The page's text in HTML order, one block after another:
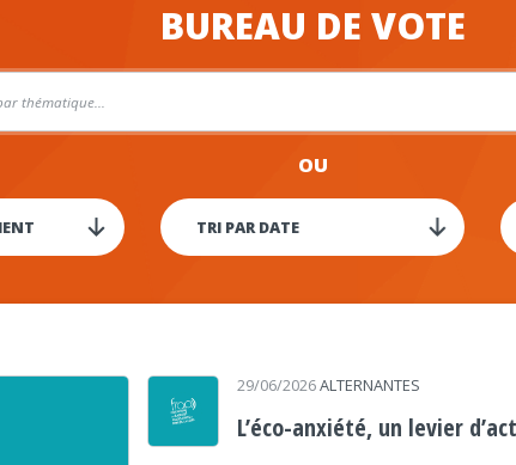
BUREAU DE VOTE
OU
29/06/2026ALTERNANTES
L’éco-anxiété, un levier